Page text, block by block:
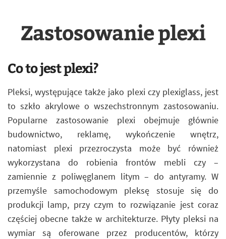
Zastosowanie plexi
Co to jest plexi?
Pleksi, występujące także jako plexi czy plexiglass, jest
to szkło akrylowe o wszechstronnym zastosowaniu.
Popularne zastosowanie plexi obejmuje głównie
budownictwo, reklamę, wykończenie wnętrz,
natomiast plexi przezroczysta może być również
wykorzystana do robienia frontów mebli czy –
zamiennie z poliwęglanem litym – do antyramy. W
przemyśle samochodowym pleksę stosuje się do
produkcji lamp, przy czym to rozwiązanie jest coraz
częściej obecne także w architekturze. Płyty pleksi na
wymiar są oferowane przez producentów, którzy